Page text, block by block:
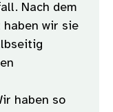
Nach dem
haben wir sie
haben so